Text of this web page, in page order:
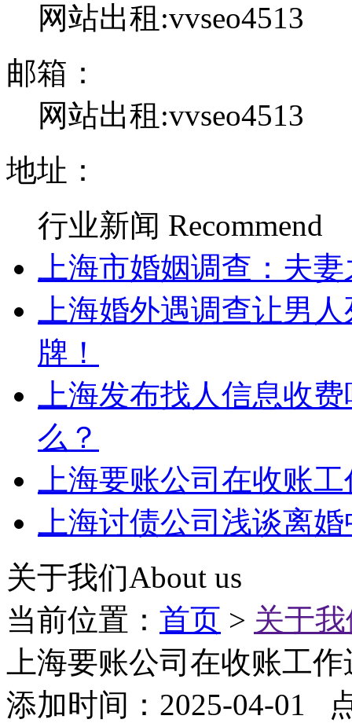
网站出租:vvseo4513
邮箱：
网站出租:vvseo4513
地址：
行业新闻 Recommend
上海市婚姻调查：夫
上海婚外遇调查让男
牌！
上海发布找人信息收
么？
上海要账公司在收账
上海讨债公司浅谈离
关于我们About us
当前位置： 首页 > 关于
上海要账公司在收账工
添加时间：2025-04-01